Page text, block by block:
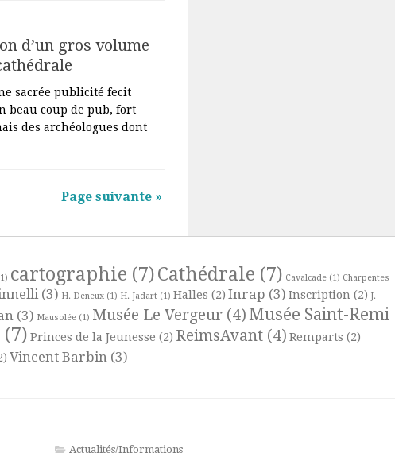
d’un gros volume
sacrée publicité fecit
beau coup de pub, fort
des archéologues dont
Page suivante »
cartographie (7)Cathédrale (7) Cavalcade(1) Charpentes
(3) H. Deneux(1) H. Jadart(1) Halles (2) Inrap (3) Inscription(2) J.
(3) Mausolée (1) Musée Le Vergeur (4) Musée Saint-Remi
(7) Princes de la Jeunesse (2) ReimsAvant(4) Remparts (2)
Vincent Barbin(3)
Actualités/Informations